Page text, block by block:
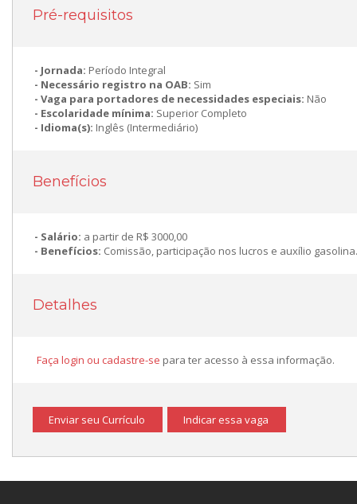
Pré-requisitos
Jornada: Período Integral
Necessário registro na OAB: Sim
Vaga para portadores de necessidades especiais: Não
Escolaridade mínima: Superior Completo
Idioma(s): Inglês (Intermediário)
Benefícios
Salário: a partir de R$ 3000,00
Benefícios: Comissão, participação nos lucros e auxílio gasolina.
Detalhes
Faça login ou cadastre-se para ter acesso à essa informação.
Enviar seu Currículo Indicar essa vaga